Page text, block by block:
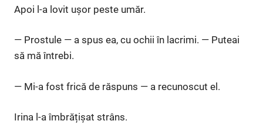
Apoi l-a lovit ușor peste umăr.
— Prostule — a spus ea, cu ochii în lacrimi. — Puteai
să mă întrebi.
— Mi-a fost frică de răspuns — a recunoscut el.
Irina l-a îmbrățișat strâns.